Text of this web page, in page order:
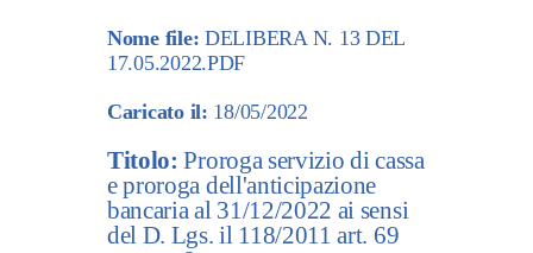
Nome file: DELIBERA N. 13 DEL
17.05.2022.PDF
Caricato il: 18/05/2022
Titolo: Proroga servizio di cassa
e proroga dell'anticipazione
bancaria al 31/12/2022 ai sensi
del D. Lgs. il 118/2011 art. 69